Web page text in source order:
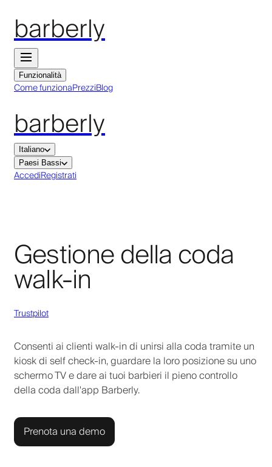
barberly
Funzionalità
Come funzionaPrezziBlog
barberly
Italiano
Paesi Bassi
AccediRegistrati
Gestione della coda
walk-in
Trustpilot
Consenti ai clienti walk-in di unirsi alla coda tramite un
kiosk di self check-in, guardare la loro posizione su uno
schermo TV e dare ai tuoi barbieri il pieno controllo
della coda dall'app Barberly.
Prenota una demo